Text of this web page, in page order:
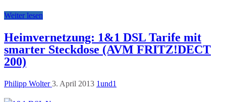
Weiter lesen
Heimvernetzung: 1&1 DSL Tarife mit
smarter Steckdose (AVM FRITZ!DECT
200)
Philipp Wolter3. April 2013 1und1